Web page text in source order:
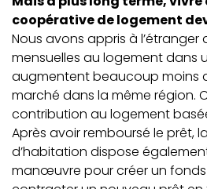
coopérative de logement
Nous avons appris à
mensuelles au logement dans
augmentent beaucoup moins
marché dans la même région.
contribution au logement
Après avoir remboursé le prêt,
d’habitation dispose
manœuvre pour créer un